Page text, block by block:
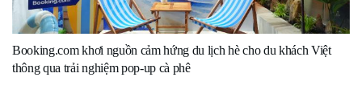
Booking.com khơi nguồn cảm hứng du lịch hè cho du khách Việt
thông qua trải nghiệm pop-up cà phê